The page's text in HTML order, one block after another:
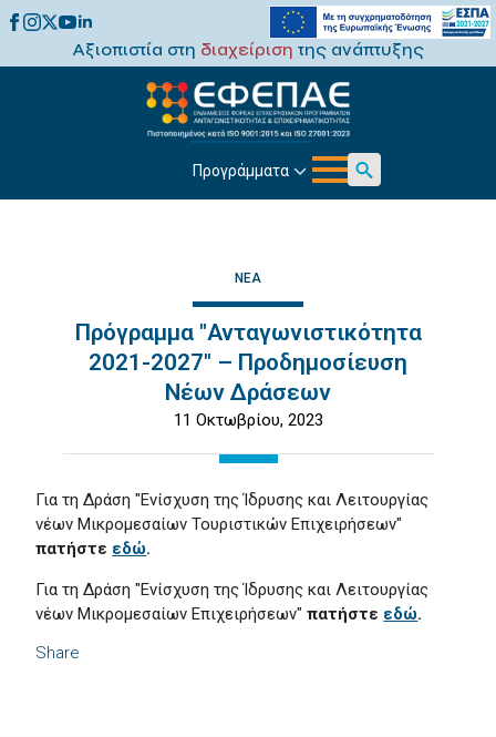
Αξιοπιστία στη διαχείριση της ανάπτυξης
Προγράμματα
Search
ΝΈΑ
Πρόγραμμα "Ανταγωνιστικότητα
2021-2027" – Προδημοσίευση
Νέων Δράσεων
11 Οκτωβρίου, 2023
Share
Για τη Δράση "Ενίσχυση της Ίδρυσης και Λειτουργίας
νέων Μικρομεσαίων Τουριστικών Επιχειρήσεων"
πατήστε εδώ.
Για τη Δράση "Ενίσχυση της Ίδρυσης και Λειτουργίας
νέων Μικρομεσαίων Επιχειρήσεων"πατήστε εδώ.